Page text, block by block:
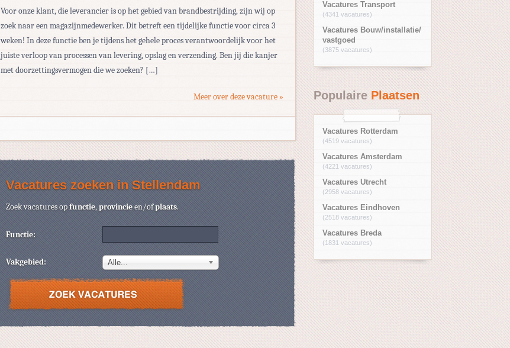
Voor onze klant, die leverancier is op het gebied van brandbestrijding, zijn wij op
zoek naar een magazijnmedewerker. Dit betreft een tijdelijke functie voor circa 3
weken! In deze functie ben je tijdens het gehele proces verantwoordelijk voor het
juiste verloop van processen van levering, opslag en verzending. Ben jij die kanjer
met doorzettingsvermogen die we zoeken? […]
Meer over deze vacature »
Vacatures zoeken in Stellendam
Zoek vacatures opfunctie,provincieen/ofplaats.
Functie:
Vakgebied: Alle...
Vacatures Transport
(4341 vacatures)
Vacatures Bouw/installatie/
vastgoed
(3875 vacatures)
Populaire Plaatsen
Vacatures Rotterdam
(4519 vacatures)
Vacatures Amsterdam
(4221 vacatures)
Vacatures Utrecht
(2958 vacatures)
Vacatures Eindhoven
(2518 vacatures)
Vacatures Breda
(1831 vacatures)